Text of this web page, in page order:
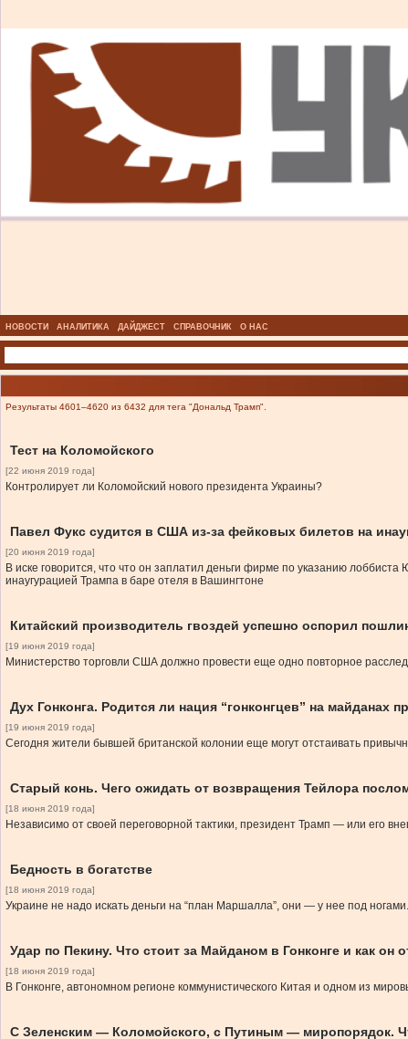
НОВОСТИ АНАЛИТИКА ДАЙДЖЕСТ СПРАВОЧНИК О НАС
Результаты 4601–4620 из 6432 для тега "Дональд Трамп".
Тест на Коломойского
[22 июня 2019 года]
Контролирует ли Коломойский нового президента Украины?
Павел Фукс судится в США из-за фейковых билетов на
[20 июня 2019 года]
В иске говорится, что что он заплатил деньги фирме по указанию
инаугурацией Трампа в баре отеля в Вашингтоне
Китайский производитель гвоздей успешно оспорил
[19 июня 2019 года]
Министерство торговли США должно провести еще одно повторное
Дух Гонконга. Родится ли нация “гонконгцев” на майданах
[19 июня 2019 года]
Сегодня жители бывшей британской колонии еще могут отстаивать
Старый конь. Чего ожидать от возвращения Тейлора
[18 июня 2019 года]
Независимо от своей переговорной тактики, президент Трамп — или его
Бедность в богатстве
[18 июня 2019 года]
Украине не надо искать деньги на “план Маршалла”, они — у нее под ногами.
Удар по Пекину. Что стоит за Майданом в Гонконге и как он
[18 июня 2019 года]
В Гонконге, автономном регионе коммунистического Китая и одном из
С Зеленским — Коломойского, с Путиным — миропорядок.